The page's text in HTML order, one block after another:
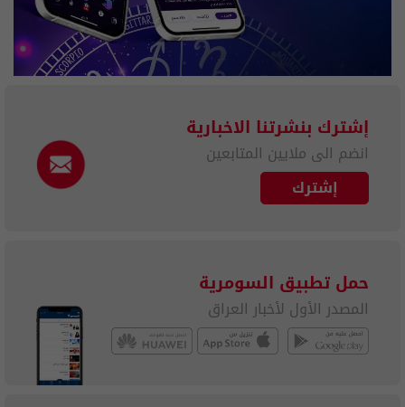
إشترك بنشرتنا الاخبارية
انضم الى ملايين المتابعين
إشترك
حمل تطبيق السومرية
المصدر الأول لأخبار العراق